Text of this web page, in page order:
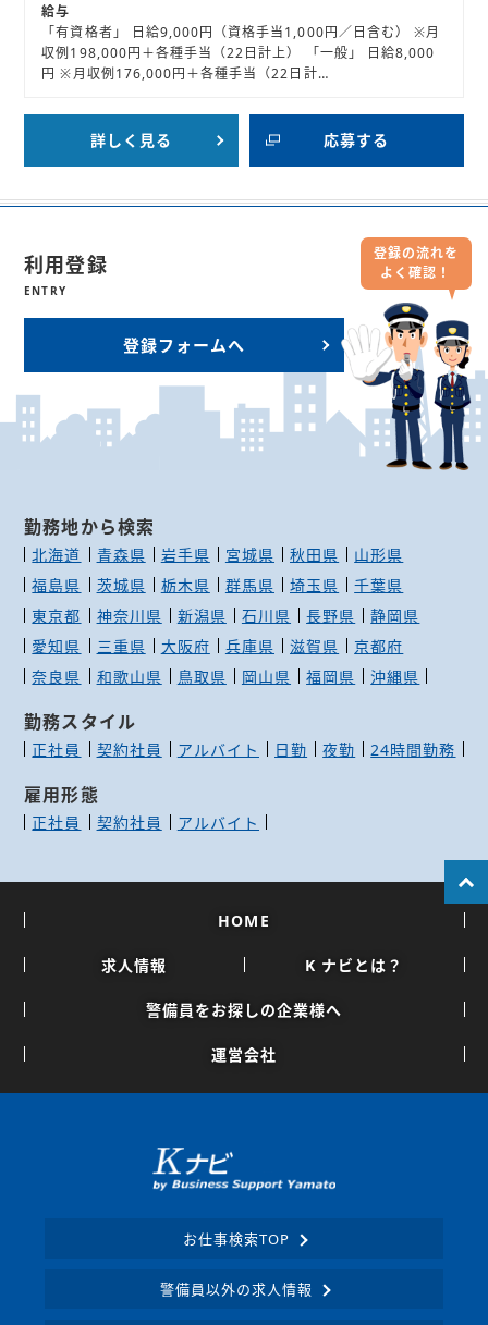
給与
「有資格者」 日給9,000円（資格手当1,000円／日含む） ※月
収例198,000円＋各種手当（22日計上） 「一般」 日給8,000
円 ※月収例176,000円＋各種手当（22日計…
詳しく見る 応募する
登録の流れを
よく確認！
利用登録
ENTRY
登録フォームへ
勤務地から検索
北海道 青森県 岩手県 宮城県 秋田県
山形県
福島県
茨城県 栃木県 群馬県 埼玉県
千葉県
東京都
神奈川県 新潟県 石川県 長野県
静岡県
愛知県
三重県 大阪府 兵庫県 滋賀県
京都府
奈良県
和歌山県 鳥取県 岡山県 福岡県 沖縄県
勤務スタイル
正社員 契約社員 アルバイト 日勤 夜勤 24時間勤務
雇用形態
正社員 契約社員 アルバイト
HOME
求人情報 K ナビとは？
警備員をお探しの企業様へ
運営会社
お仕事検索TOP
警備員以外の求人情報